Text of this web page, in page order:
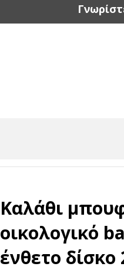
Καλάθι
οικολογικό
ένθετο δίσκο